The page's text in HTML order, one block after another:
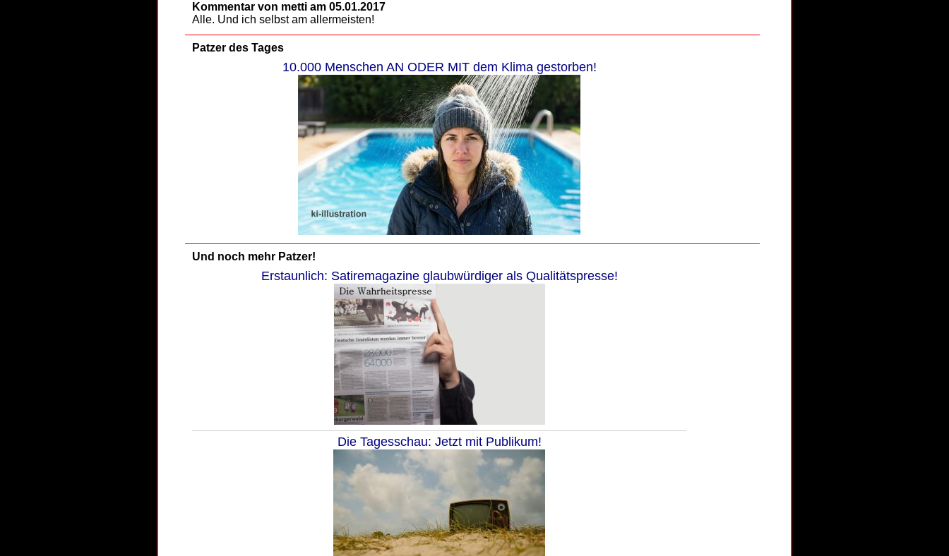
Kommentar von metti am 05.01.2017
Alle. Und ich selbst am allermeisten!
Patzer des Tages
10.000 Menschen AN ODER MIT dem Klima gestorben!
Und noch mehr Patzer!
Erstaunlich: Satiremagazine glaubwürdiger als Qualitätspresse!
Die Tagesschau: Jetzt mit Publikum!